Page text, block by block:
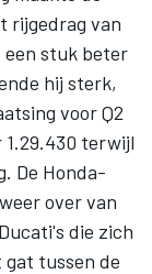
rijgedrag van
een stuk beter
hij sterk,
voor Q2
terwijl
De Honda-
over van
die zich
tussen de